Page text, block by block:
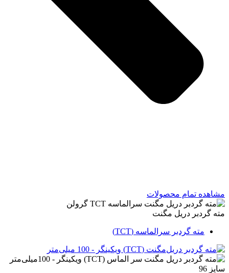
مشاهده تمام محصولات
مته گردبر دریل مگنت
مته گردبر سرالماسه (TCT)